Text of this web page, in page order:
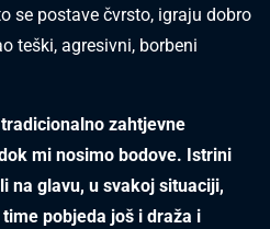
se postave čvrsto, igraju dobro
teški, agresivni, borbeni
zahtjevne
mi nosimo bodove. Istrini
na glavu, u svakoj situaciji,
pobjeda još i draža i